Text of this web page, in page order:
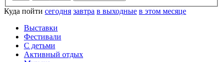
Куда пойти сегодня завтра в выходные в этом месяце
Выставки
Фестивали
С детьми
Активный отдых